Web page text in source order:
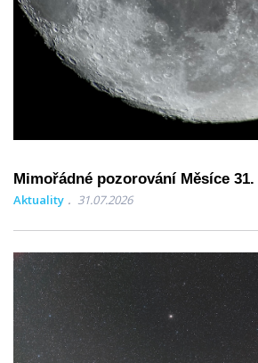
Mimořádné pozorování Měsíce
Aktuality 31.07.2026